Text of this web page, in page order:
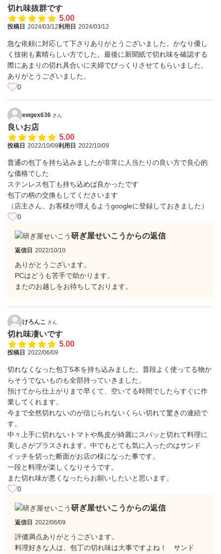
切れ味抜群です
5.00
投稿日 2024/03/12利用日 2024/03/12
急な依頼に対応して下さりありがとうございました。かなり優し
く技術も素晴らしい方でした。最後に新聞紙で切れ味を確認する
際にあまりの切れ具合いに夫婦でびっくりさせてもらいました。
ありがとうございました。
0
ewgex636 さん
良いお店
5.00
投稿日 2022/10/09利用日 2022/10/09
普通の包丁を持ち込みましたが非常に人当たりの良い方で良心的
な価格でした
ステンレス包丁も持ち込めば良かったです
包丁の柄の交換もしてくださいます
（店主さん、お客様が増えるようgoogleに登録しておきました）
0
研ぎ屋せいこうからの返信
返信日 2022/10/10
ありがとうございます。
PCはどうも苦手で助かります。
またのお越しをお待ちしております。
けろんこ さん
切れ味凄いです
5.00
投稿日 2022/06/09
切れなくなった包丁5本を持ち込みました。普段よく使ってる物か
らそうでないものも全部持っていきました。
預けてから仕上がりまで早くて、空いてる時間でしたらすぐに作
業してくれます。
今まで全然切れないのが信じられないくらい切れて驚きの連続で
す。
中々上手に切れないトマトや鳥皮が綺麗にスパッと切れて料理に
美しさがプラスされます。中でもとても気に入ったのはサンド
イッチを切った断面がお店の様になった事です。
一段と料理が楽しくなりそうです。
また切れ味が悪くなったらお願いしたいと思います。
0
研ぎ屋せいこうからの返信
返信日 2022/06/09
評価満点ありがとうございます。
料理好きな人は、包丁の切れ味は大事ですよね！ サンド